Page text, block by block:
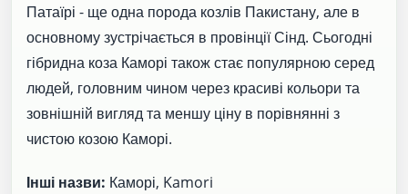
Патаїрі - ще одна порода козлів Пакистану, але в
основному зустрічається в провінції Сінд. Сьогодні
гібридна коза Каморі також стає популярною серед
людей, головним чином через красиві кольори та
зовнішній вигляд та меншу ціну в порівнянні з
чистою козою Каморі.
Інші назви: Каморі, Kamori